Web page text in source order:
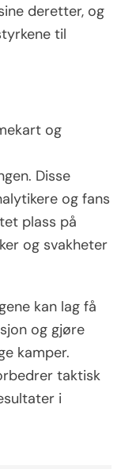
deretter, og
til
og
Disse
og fans
plass på
og svakheter
kan lag få
og gjøre
kamper.
taktisk
i